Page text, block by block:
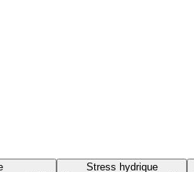
Stress hydrique